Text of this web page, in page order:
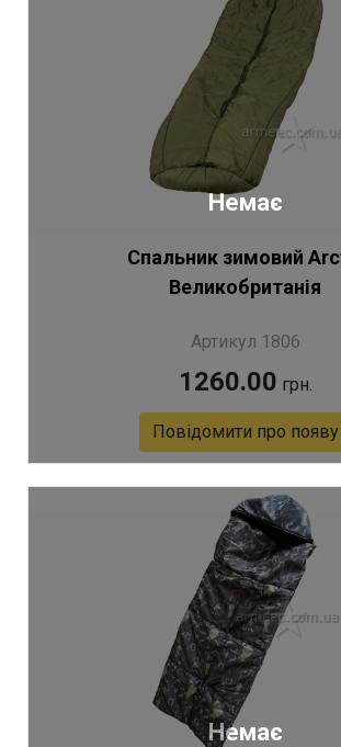
Немає
Спальник зимовий
Великобританія
Артикул 1806
1260.00 грн.
Повідомити про появу
Немає